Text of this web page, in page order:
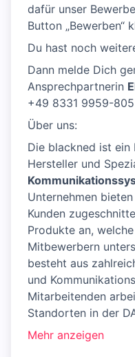
dafür unser
Button „Bewerben“
Du hast noch
Dann melde Dich
Ansprechpartnerin
+49 8331 9959-805
Über uns:
Die blackned ist
Hersteller und
Unternehmen
Kunden
Produkte an,
Mitbewerbern
besteht aus
und
Mitarbeitenden
Standorten in der
Mehr anzeigen